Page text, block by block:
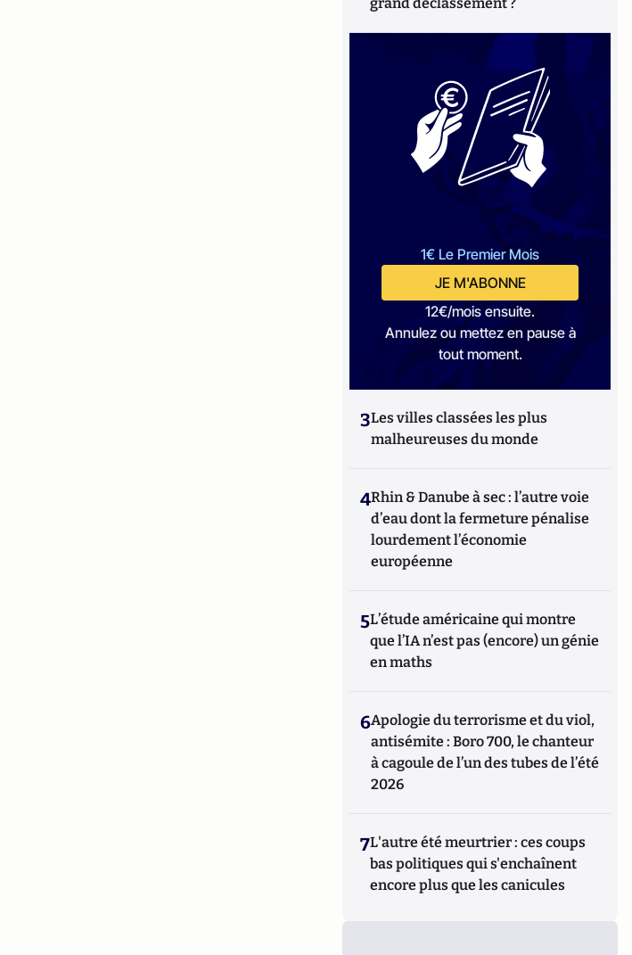
1€ Le Premier Mois
JE M'ABONNE
12€/mois ensuite.
Annulez ou mettez en pause à
tout moment.
3Les villes classées les plus
malheureuses du monde
4Rhin & Danube à sec : l’autre voie
d’eau dont la fermeture pénalise
lourdement l’économie
européenne
5L’étude américaine qui montre
que l’IA n’est pas (encore) un génie
en maths
6Apologie du terrorisme et du viol,
antisémite : Boro 700, le chanteur
à cagoule de l’un des tubes de l’été
2026
7L'autre été meurtrier : ces coups
bas politiques qui s'enchaînent
encore plus que les canicules